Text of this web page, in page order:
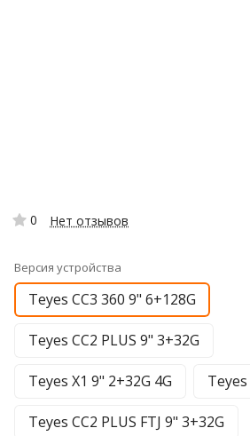
0 Нет отзывов
Версия устройства
Teyes CC3 360 9" 6+128G
Teyes CC2 PLUS 9" 3+32G
Teyes X1 9" 2+32G 4G Teyes
Teyes CC2 PLUS FTJ 9" 3+32G